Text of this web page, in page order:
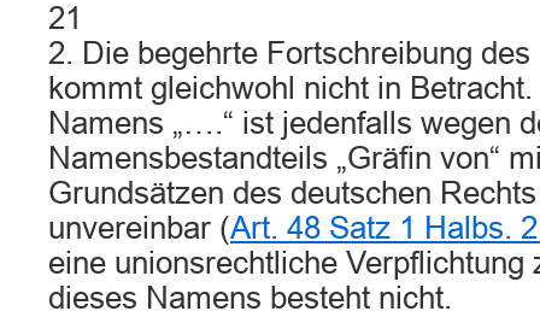
21
2. Die begehrte Fortschreibung
kommt gleichwohl nicht in
Namens „….“ ist jedenfalls wegen
Namensbestandteils „Gräfin von“
Grundsätzen des deutschen
unvereinbar (Art. 48 Satz 1 Halbs.
eine unionsrechtliche Verpflichtung
dieses Namens besteht nicht.